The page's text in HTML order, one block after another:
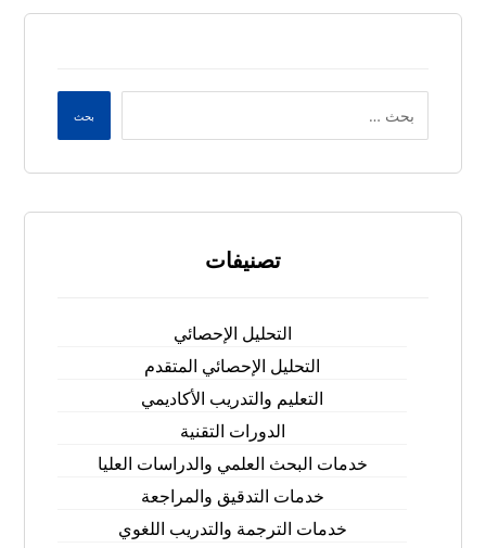
بحث
تصنيفات
التحليل الإحصائي
التحليل الإحصائي المتقدم
التعليم والتدريب الأكاديمي
الدورات التقنية
خدمات البحث العلمي والدراسات العليا
خدمات التدقيق والمراجعة
خدمات الترجمة والتدريب اللغوي